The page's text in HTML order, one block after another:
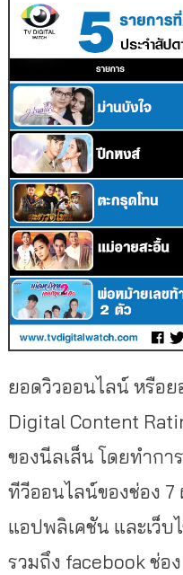
ยอดวิวออนไลน์ หรือ
Digital Content
ของนีลเส็น โดยทำกา
ทีวีออนไลน์ของช่อง 7
แอปพลิเคชัน และเว็บ
รวมถึง facebook ช่อ